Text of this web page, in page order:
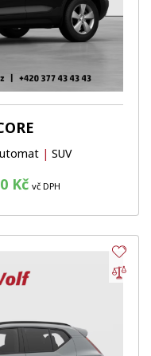
| SUV
Kč vč DPH